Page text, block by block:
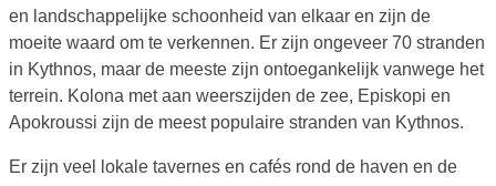
en landschappelijke schoonheid van elkaar en zijn de
moeite waard om te verkennen. Er zijn ongeveer 70 stranden
in Kythnos, maar de meeste zijn ontoegankelijk vanwege het
terrein. Kolona met aan weerszijden de zee, Episkopi en
Apokroussi zijn de meest populaire stranden van Kythnos.
Er zijn veel lokale tavernes en cafés rond de haven en de